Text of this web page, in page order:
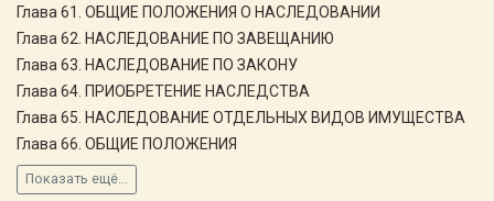
Глава 61. ОБЩИЕ ПОЛОЖЕНИЯ О НАСЛЕДОВАНИИ
Глава 62. НАСЛЕДОВАНИЕ ПО ЗАВЕЩАНИЮ
Глава 63. НАСЛЕДОВАНИЕ ПО ЗАКОНУ
Глава 64. ПРИОБРЕТЕНИЕ НАСЛЕДСТВА
Глава 65. НАСЛЕДОВАНИЕ ОТДЕЛЬНЫХ ВИДОВ ИМУЩЕСТВА
Глава 66. ОБЩИЕ ПОЛОЖЕНИЯ
Показать ещё...